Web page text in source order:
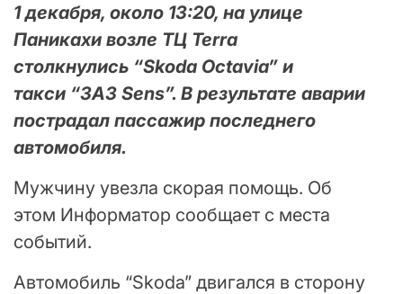
1 декабря, около 13:20, на улице
Паникахи возле ТЦ Terra
столкнулись “Skoda Octavia” и
такси “ЗАЗ Sens”. В результате аварии
пострадал пассажир последнего
автомобиля.
Мужчину увезла скорая помощь. Об
этом Информатор сообщает с места
событий.
Автомобиль “Skoda” двигался в сторону